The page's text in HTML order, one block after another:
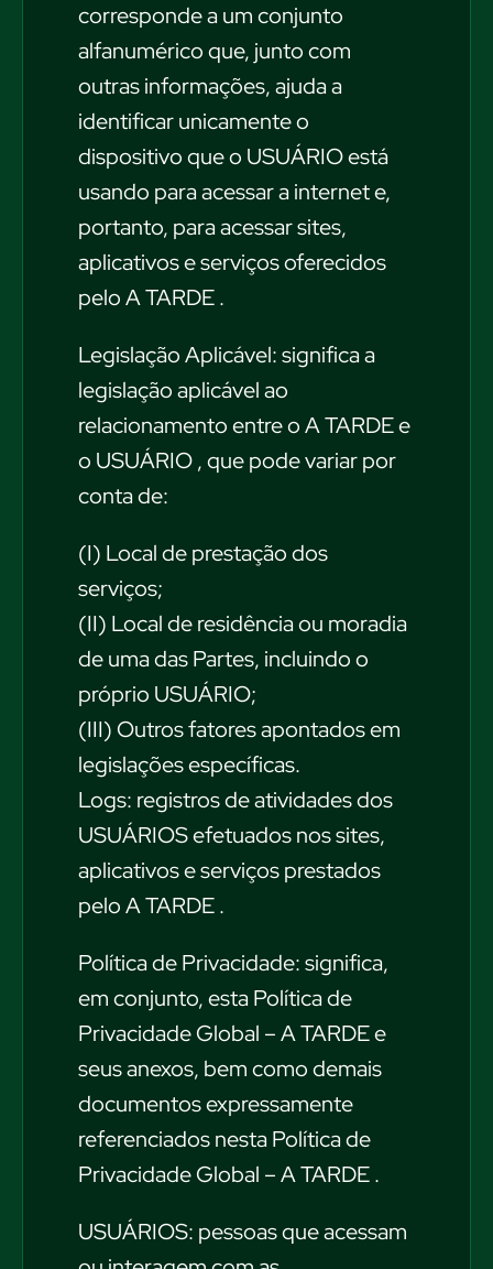
corresponde a um conjunto
alfanumérico que, junto com
outras informações, ajuda a
identificar unicamente o
dispositivo que o USUÁRIO está
usando para acessar a internet e,
portanto, para acessar sites,
aplicativos e serviços oferecidos
pelo A TARDE .
Legislação Aplicável: significa a
legislação aplicável ao
relacionamento entre o A TARDE e
o USUÁRIO , que pode variar por
conta de:
(I) Local de prestação dos
serviços;
(II) Local de residência ou moradia
de uma das Partes, incluindo o
próprio USUÁRIO;
(III) Outros fatores apontados em
legislações específicas.
Logs: registros de atividades dos
USUÁRIOS efetuados nos sites,
aplicativos e serviços prestados
pelo A TARDE .
Política de Privacidade: significa,
em conjunto, esta Política de
Privacidade Global – A TARDE e
seus anexos, bem como demais
documentos expressamente
referenciados nesta Política de
Privacidade Global – A TARDE .
USUÁRIOS: pessoas que acessam